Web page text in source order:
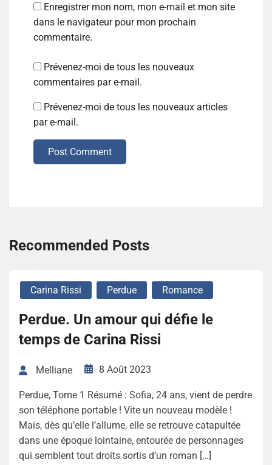
Enregistrer mon nom, mon e-mail et mon site
dans le navigateur pour mon prochain
commentaire.
Prévenez-moi de tous les nouveaux
commentaires par e-mail.
Prévenez-moi de tous les nouveaux articles
par e-mail.
Post Comment
Recommended Posts
Carina Rissi Perdue Romance
Perdue. Un amour qui défie le
temps de Carina Rissi
Melliane 8 Août 2023
Perdue, Tome 1 Résumé : Sofia, 24 ans, vient de perdre
son téléphone portable ! Vite un nouveau modèle !
Mais, dès qu’elle l’allume, elle se retrouve catapultée
dans une époque lointaine, entourée de personnages
qui semblent tout droits sortis d’un roman […]